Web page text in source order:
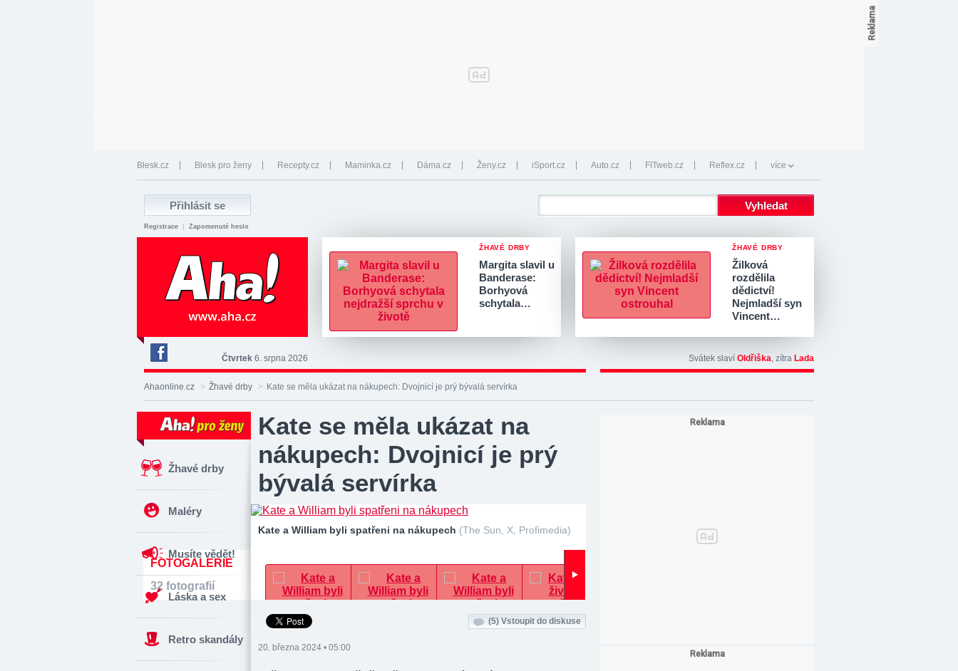
Blesk.cz Blesk pro ženy Recepty.cz Maminka.cz Dáma.cz Ženy.cz iSport.cz Auto.cz FITweb.cz Reflex.cz více
Registrace Zapomenuté heslo
ŽHAVÉ DRBY
Margita slavil u
Banderase:
Borhyová
schytala…
ŽHAVÉ DRBY
Žilková
rozdělila
dědictví!
Nejmladší syn
Vincent…
Deník
Aha!
na
Čtvrtek 6. srpna 2026 Svátek slaví Oldřiška, zítra Lada
Ahaonline.cz > Žhavé drby > Kate se měla ukázat na nákupech: Dvojnicí je prý bývalá servírka
Žhavé drby
Maléry
Musíte vědět!
Láska a sex
Retro skandály
Kate se měla ukázat na
nákupech: Dvojnicí je prý
bývalá servírka
Kate a William byli spatřeni na nákupech (The Sun, X, Profimedia)
FOTOGALERIE
32 fotografií
(5) Vstoupit do diskuse
20. března 2024 • 05:00